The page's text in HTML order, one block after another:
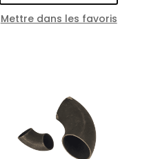
Mettre dans les favoris